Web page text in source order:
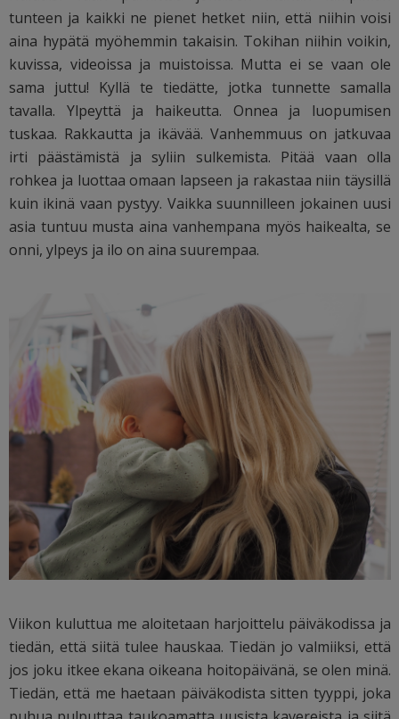
tunteen ja kaikki ne pienet hetket niin, että niihin voisi
aina hypätä myöhemmin takaisin. Tokihan niihin voikin,
kuvissa, videoissa ja muistoissa. Mutta ei se vaan ole
sama juttu! Kyllä te tiedätte, jotka tunnette samalla
tavalla. Ylpeyttä ja haikeutta. Onnea ja luopumisen
tuskaa. Rakkautta ja ikävää. Vanhemmuus on jatkuvaa
irti päästämistä ja syliin sulkemista. Pitää vaan olla
rohkea ja luottaa omaan lapseen ja rakastaa niin täysillä
kuin ikinä vaan pystyy. Vaikka suunnilleen jokainen uusi
asia tuntuu musta aina vanhempana myös haikealta, se
onni, ylpeys ja ilo on aina suurempaa.
Viikon kuluttua me aloitetaan harjoittelu päiväkodissa ja
tiedän, että siitä tulee hauskaa. Tiedän jo valmiiksi, että
jos joku itkee ekana oikeana hoitopäivänä, se olen minä.
Tiedän, että me haetaan päiväkodista sitten tyyppi, joka